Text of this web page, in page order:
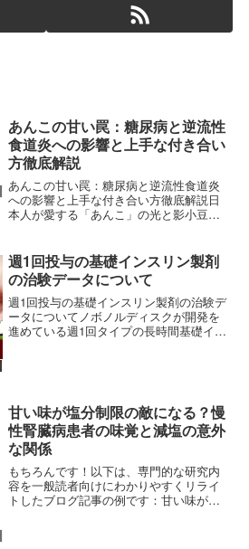
あんこの甘い罠：糖尿病と逆流性
食道炎への影響と上手な付き合い
方徹底解説
あんこの甘い罠：糖尿病と逆流性食道炎
への影響と上手な付き合い方徹底解説日
本人が愛する「あんこ」の光と影小豆を
春のぼたもち、秋のおはぎ、そして日常
のどら焼きやたい焼きまで...
週1回投与の基礎インスリン製剤
の治験データについて
週1回投与の基礎インスリン製剤の治験デ
ータについてノボノルディスクが開発を
進めている週1回タイプの長時間基礎イン
甘い味が塩分制限の敵になる？慢
性腎臓病患者の味覚と減塩の意外
な関係
もちろんです！以下は、専門的な研究内
容を一般読者向けにわかりやすくリライ
トしたブログ記事の例です：甘い味が塩